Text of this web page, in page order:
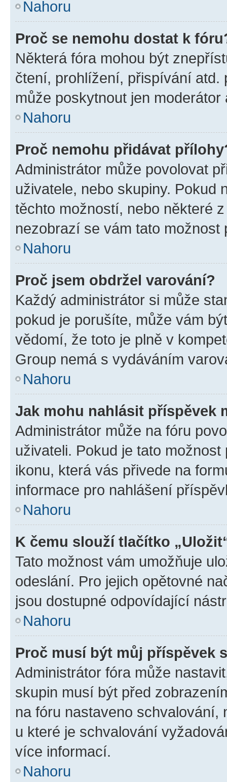
Nahoru
Proč se nemohu dostat k
Některá fóra mohou být
čtení, prohlížení, přispívání atd.
může poskytnout jen
Nahoru
Proč nemohu přidávat
Administrátor může povolovat
uživatele, nebo skupiny. Pokud
těchto možností, nebo některé
nezobrazí se vám tato
Nahoru
Proč jsem obdržel varování?
Každý administrátor si může
pokud je porušíte, může vám
vědomí, že toto je plně v
Group nemá s vydáváním
Nahoru
Jak mohu nahlásit příspěvek
Administrátor může na fóru
uživateli. Pokud je tato
ikonu, která vás přivede na
informace pro nahlášení
Nahoru
K čemu slouží tlačítko
Tato možnost vám umožňuje
odeslání. Pro jejich opětovné
jsou dostupné odpovídající
Nahoru
Proč musí být můj příspěvek
Administrátor fóra může
skupin musí být před
na fóru nastaveno schvalování,
u které je schvalování
více informací.
Nahoru